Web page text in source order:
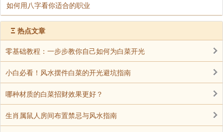
卦纯清去飞。
如何用八字看你适合的职业
Ξ 热点文章
零基础教程：一步步教你自己如何为白菜开光
小白必看！风水摆件白菜的开光避坑指南
哪种材质的白菜招财效果更好？
生肖属鼠人房间布置禁忌与风水指南